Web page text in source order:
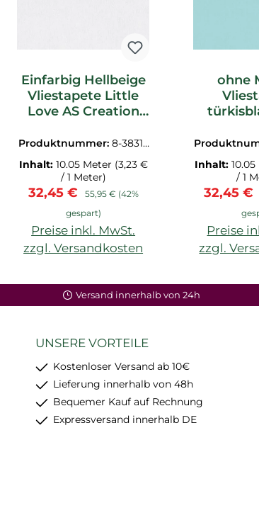
Einfarbig Hellbeige
Vliestapete Little
Love AS Creation
Produktnummer: 8-38312
Inhalt: 10.05 Meter (3,23 €
/ 1 Meter)
Verkaufspreis:
32,45 € Regulärer Preis:
55,95 € (42%
gespart)
Preise inkl. MwSt.
zzgl. Versandkosten
ohne
Inhalt:
/ 1
32,45 €
Preise
zzgl.
Versand innerhalb von 24h
UNSERE VORTEILE
Kostenloser Versand ab 10€
Lieferung innerhalb von 48h
Bequemer Kauf auf Rechnung
Expressversand innerhalb DE